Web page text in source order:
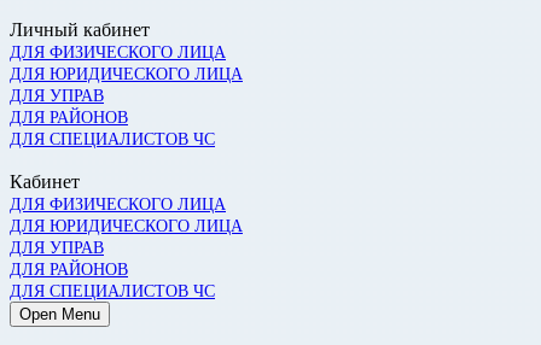
Личный кабинет
ДЛЯ ФИЗИЧЕСКОГО ЛИЦА
ДЛЯ ЮРИДИЧЕСКОГО ЛИЦА
ДЛЯ УПРАВ
ДЛЯ РАЙОНОВ
ДЛЯ СПЕЦИАЛИСТОВ ЧС
Кабинет
ДЛЯ ФИЗИЧЕСКОГО ЛИЦА
ДЛЯ ЮРИДИЧЕСКОГО ЛИЦА
ДЛЯ УПРАВ
ДЛЯ РАЙОНОВ
ДЛЯ СПЕЦИАЛИСТОВ ЧС
Open Menu